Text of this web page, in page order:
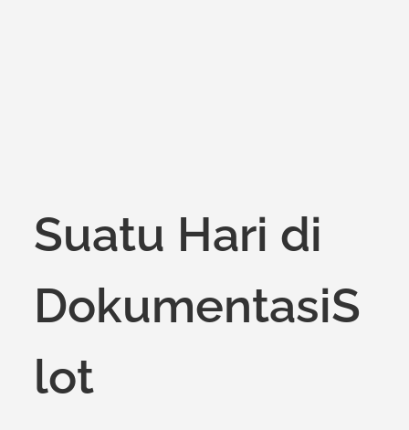
Suatu Hari di
DokumentasiS
lot